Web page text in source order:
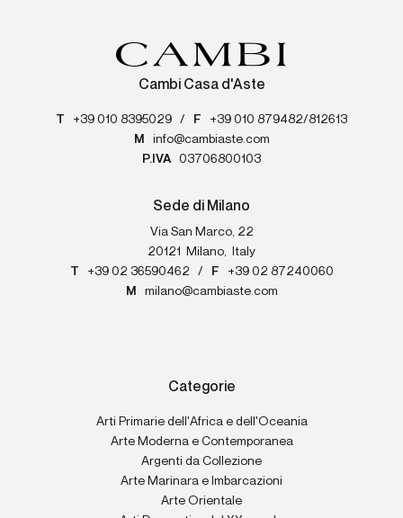
Cambi Casa d'Aste
T +39 010 8395029 / F
+39 010 879482/812613
M
info@cambiaste.com
P.IVA
03706800103
Sede di Milano
Via San Marco, 22
20121
Milano,
Italy
T
+39 02 36590462 / F
+39 02 87240060
M
milano@cambiaste.com
Categorie
Arti Primarie dell'Africa e dell'Oceania
Arte Moderna e Contemporanea
Argenti da Collezione
Arte Marinara e Imbarcazioni
Arte Orientale